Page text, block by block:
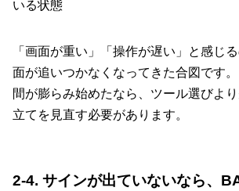
いる状態
「画面が重い」「操作が遅い」と感じ
面が追いつかなくなってきた合図です
間が膨らみ始めたなら、ツール選びよ
立てを見直す必要があります。
2-4. サインが出ていないなら、